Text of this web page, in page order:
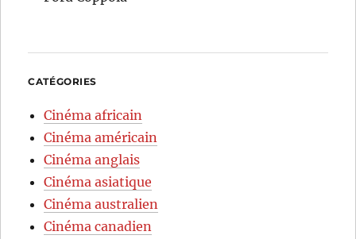
CATÉGORIES
Cinéma africain
Cinéma américain
Cinéma anglais
Cinéma asiatique
Cinéma australien
Cinéma canadien